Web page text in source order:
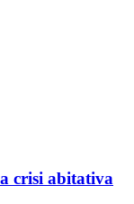
crisi abitativa